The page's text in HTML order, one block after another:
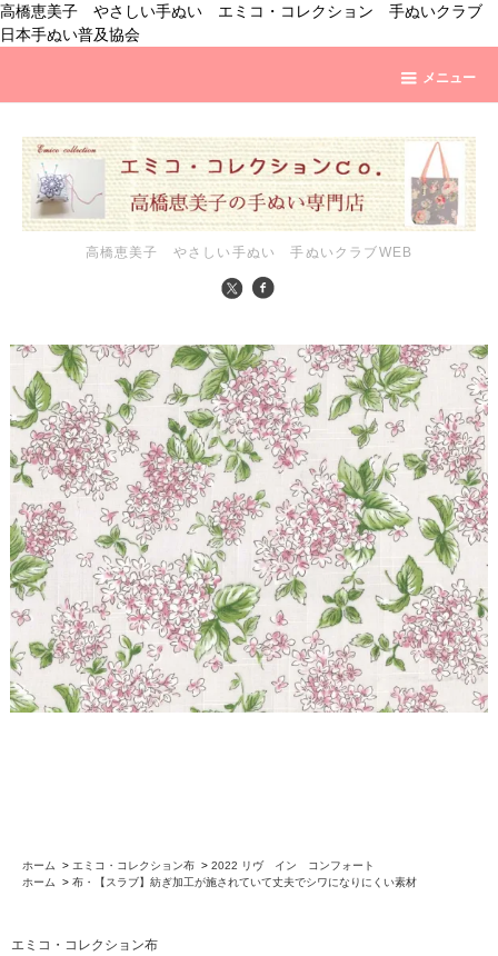
高橋恵美子 やさしい手ぬい エミコ・コレクション 手ぬいクラブ
日本手ぬい普及協会
メニュー
高橋恵美子 やさしい手ぬい 手ぬいクラブWEB
ホーム > エミコ・コレクション布 > 2022 リヴ イン コンフォート
ホーム
> 布・【スラブ】紡ぎ加工が施されていて丈夫でシワになりにくい素材
エミコ・コレクション布